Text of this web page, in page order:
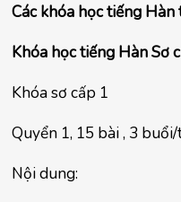
Các khóa học tiếng
Khóa học tiếng Hàn Sơ
Khóa sơ cấp 1
Quyển 1, 15 bài , 3
Nội dung: